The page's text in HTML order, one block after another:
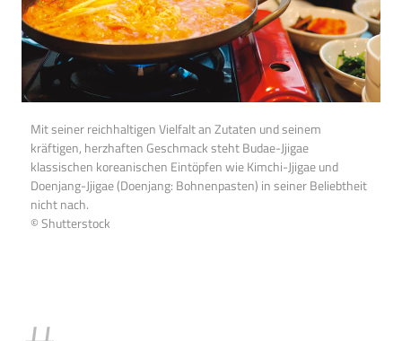
Mit seiner reichhaltigen Vielfalt an Zutaten und seinem
kräftigen, herzhaften Geschmack steht Budae-Jjigae
klassischen koreanischen Eintöpfen wie Kimchi-Jjigae und
Doenjang-Jjigae (Doenjang: Bohnenpasten) in seiner Beliebtheit
nicht nach.
© Shutterstock